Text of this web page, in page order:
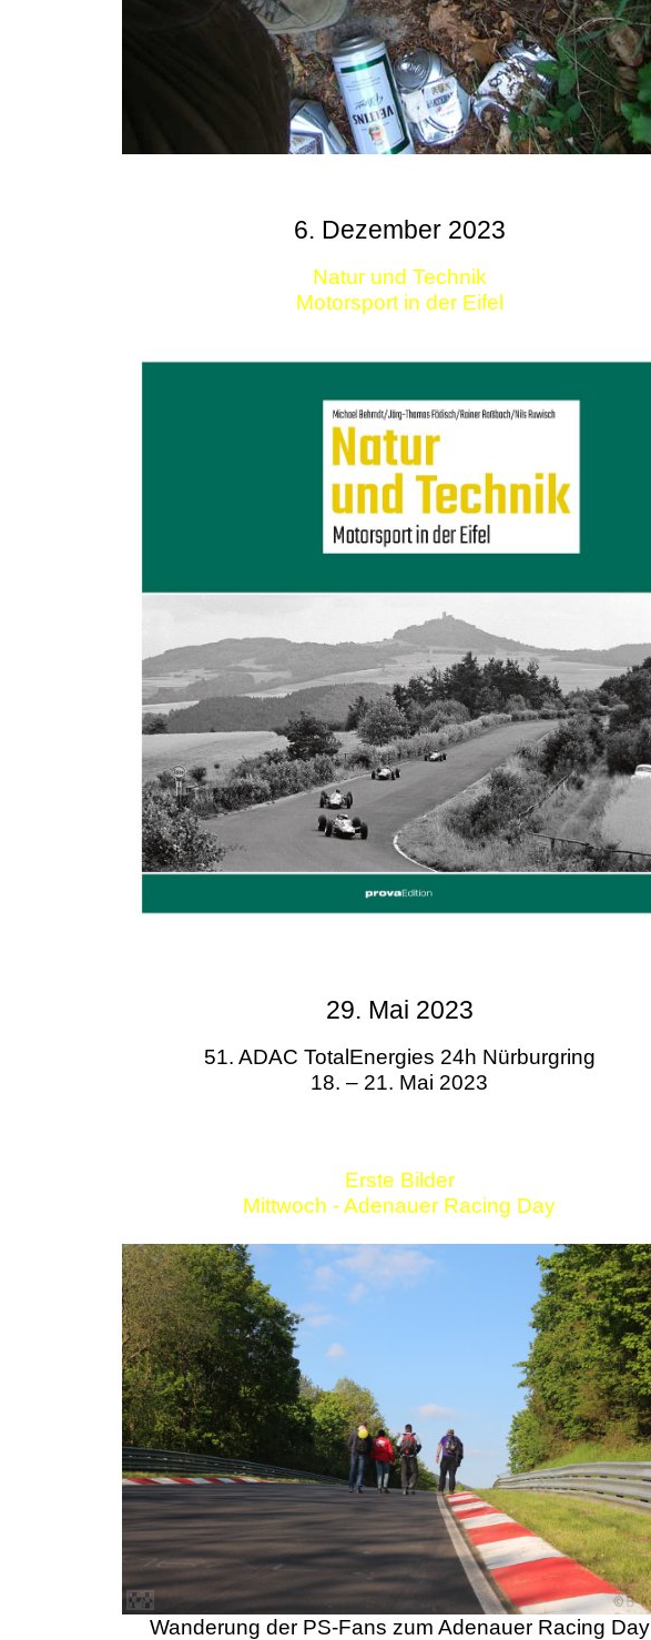
6. Dezember 2023
Natur und Technik
Motorsport in der Eifel
29. Mai 2023
51. ADAC TotalEnergies 24h Nürburgring
18. – 21. Mai 2023
Erste Bilder
Mittwoch - Adenauer Racing Day
Wanderung der PS-Fans zum Adenauer Racing Day